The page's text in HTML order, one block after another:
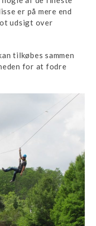
er på mere end
udsigt over
tilkøbes sammen
for at fodre